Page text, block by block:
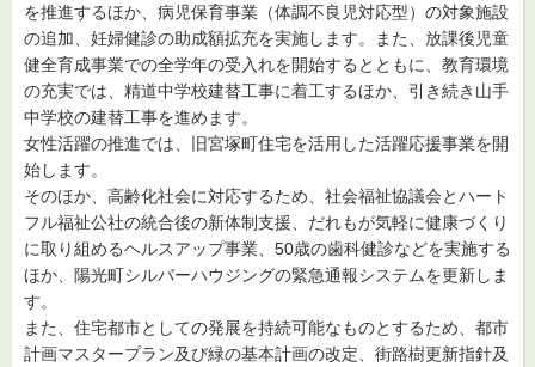
を推進するほか、病児保育事業（体調不良児対応型）の対象施設
の追加、妊婦健診の助成額拡充を実施します。また、放課後児童
健全育成事業での全学年の受入れを開始するとともに、教育環境
の充実では、精道中学校建替工事に着工するほか、引き続き山手
中学校の建替工事を進めます。
女性活躍の推進では、旧宮塚町住宅を活用した活躍応援事業を開
始します。
そのほか、高齢化社会に対応するため、社会福祉協議会とハート
フル福祉公社の統合後の新体制支援、だれもが気軽に健康づくり
に取り組めるヘルスアップ事業、50歳の歯科健診などを実施する
ほか、陽光町シルバーハウジングの緊急通報システムを更新しま
す。
また、住宅都市としての発展を持続可能なものとするため、都市
計画マスタープラン及び緑の基本計画の改定、街路樹更新指針及